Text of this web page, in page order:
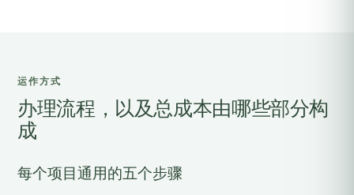
运作方式
办理流程，以及总成本由哪些部分构
成
每个项目通用的五个步骤